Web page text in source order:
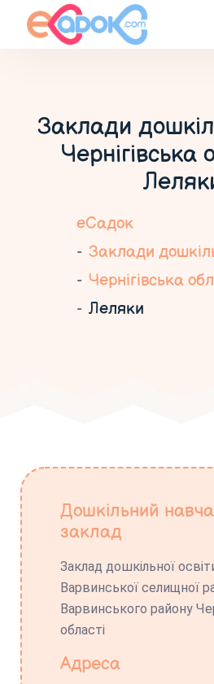
Заклади
Чернігівська
еСадок
Заклади
Чернігівська
Леляки
Дошкільний
заклад
Заклад дошкільної
Варвинської селищної
Варвинського району
області
Адреса